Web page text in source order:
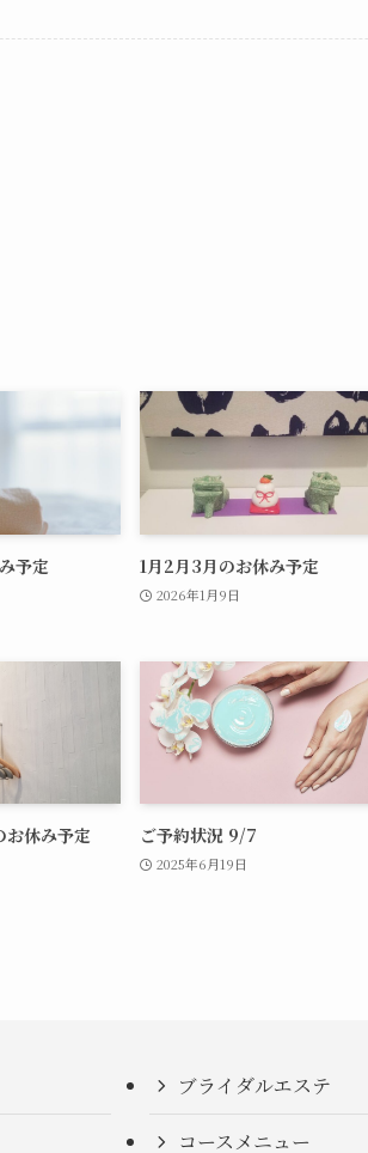
予定 1月2月3月のお休み予定
2026年1月9日
お休み予定 ご予約状況 9/7
2025年6月19日
ブライダルエステ
コースメニュー